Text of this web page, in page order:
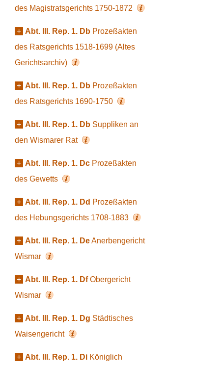
des Magistratsgerichts 1750-1872
+ Abt. III. Rep. 1. Db Prozeßakten
des Ratsgerichts 1518-1699 (Altes
Gerichtsarchiv)
+ Abt. III. Rep. 1. Db Prozeßakten
des Ratsgerichts 1690-1750
+ Abt. III. Rep. 1. Db Suppliken an
den Wismarer Rat
+ Abt. III. Rep. 1. Dc Prozeßakten
des Gewetts
+ Abt. III. Rep. 1. Dd Prozeßakten
des Hebungsgerichts 1708-1883
+ Abt. III. Rep. 1. DeAnerbengericht
Wismar
+ Abt. III. Rep. 1. Df Obergericht
Wismar
+ Abt. III. Rep. 1. Dg Städtisches
Waisengericht
+ Abt. III. Rep. 1. Di Königlich